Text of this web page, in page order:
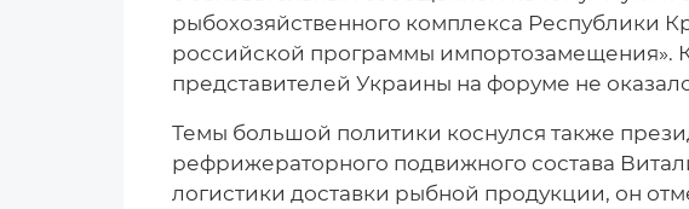
рыбохозяйственного комплекса Республики
российской программы импортозамещения».
представителей Украины на форуме не
Темы большой политики коснулся также
рефрижераторного подвижного состава
логистики доставки рыбной продукции, он